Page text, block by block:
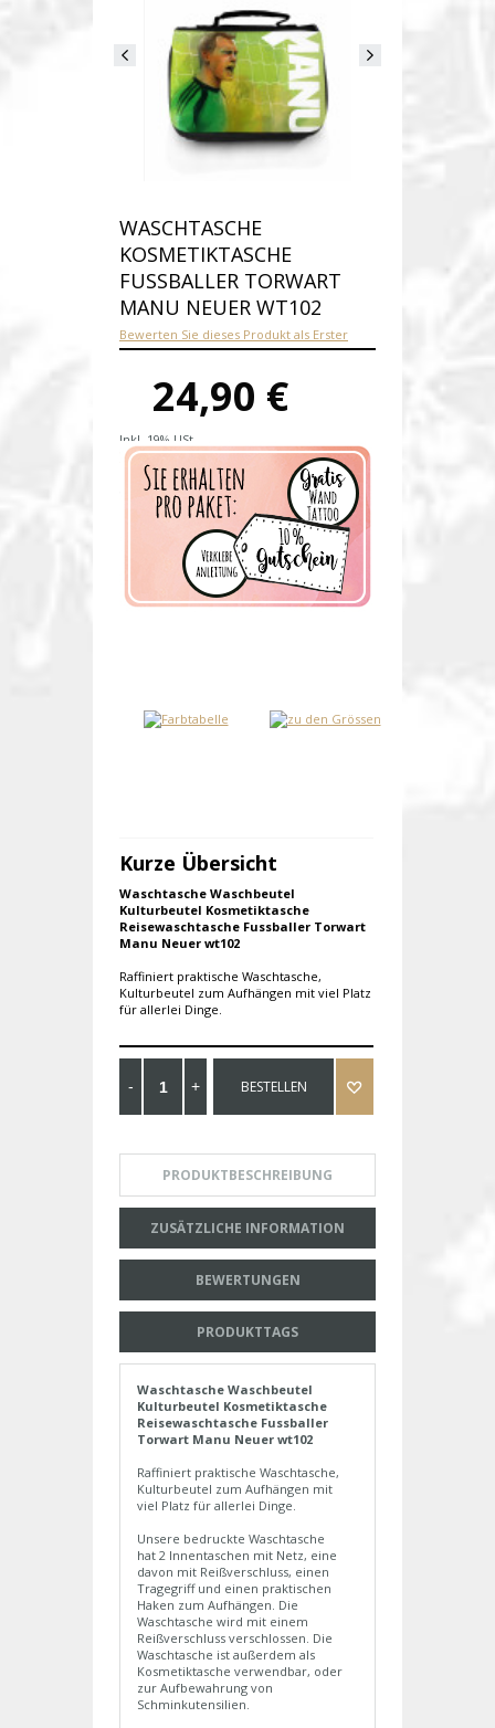
WASCHTASCHE
KOSMETIKTASCHE
FUSSBALLER TORWART
MANU NEUER WT102
Bewerten Sie dieses Produkt als Erster
24,90 €
Inkl. 19% USt.
Versandkosten
Produktnummer:wt102-E
Verfügbarkeit:Auf Lager
Lieferzeit: 1-2 Werktage
Kurze Übersicht
Waschtasche Waschbeutel
Kulturbeutel Kosmetiktasche
Reisewaschtasche Fussballer Torwart
Manu Neuer wt102
Raffiniert praktische Waschtasche,
Kulturbeutel zum Aufhängen mit viel Platz
für allerlei Dinge.
BESTELLEN
PRODUKTBESCHREIBUNG
ZUSÄTZLICHE INFORMATION
BEWERTUNGEN
PRODUKTTAGS
Waschtasche Waschbeutel
Kulturbeutel Kosmetiktasche
Reisewaschtasche Fussballer
Torwart Manu Neuer wt102
Raffiniert praktische Waschtasche,
Kulturbeutel zum Aufhängen mit
viel Platz für allerlei Dinge.
Unsere bedruckte Waschtasche
hat 2 Innentaschen mit Netz, eine
davon mit Reißverschluss, einen
Tragegriff und einen praktischen
Haken zum Aufhängen. Die
Waschtasche wird mit einem
Reißverschluss verschlossen. Die
Waschtasche ist außerdem als
Kosmetiktasche verwendbar, oder
zur Aufbewahrung von
Schminkutensilien.